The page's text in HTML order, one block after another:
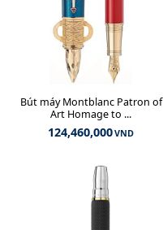
Bút máy Montblanc Patron of
Art Homage to ...
124,460,000VND